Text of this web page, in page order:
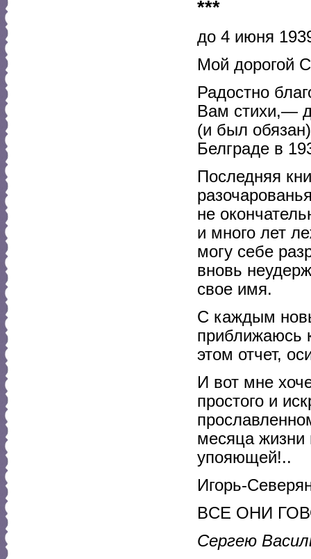
***
до 4 июня
Мой дорогой
Радостно
Вам стихи,—
(и был
Белграде в
Последняя
не
и много лет
могу себе
вновь
свое имя.
С каждым
приближаюсь
этом отчет,
И вот мне
простого и
месяца жизни
упояющей!..
Игорь-
ВCE ОНИ
Сергею